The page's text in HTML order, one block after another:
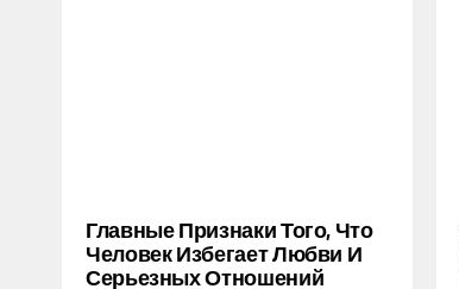
Главные Признаки Того, Что
Человек Избегает Любви И
Серьезных Отношений